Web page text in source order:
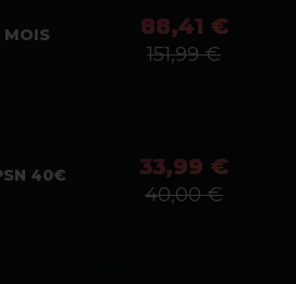
MOIS 88,41 €
151,99 €
40€ 33,99 €
40,00 €